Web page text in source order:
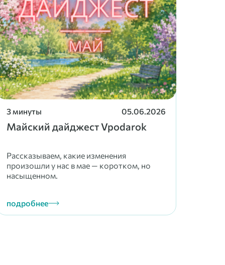
3 минуты 05.06.2026
Майский дайджест Vpodarok
Рассказываем, какие изменения
произошли у нас в мае — коротком, но
насыщенном.
подробнее